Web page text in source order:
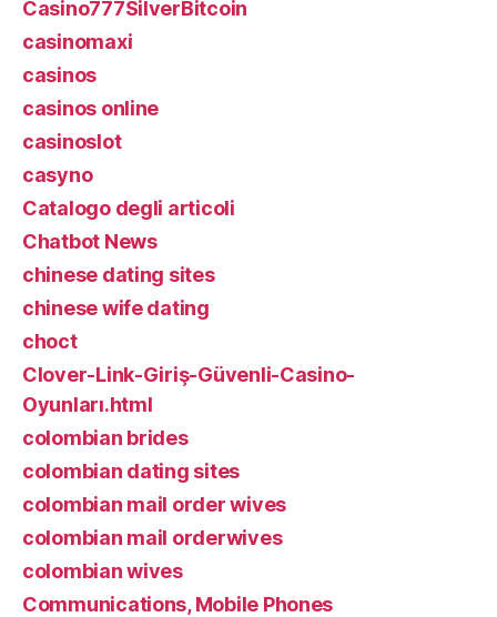
Casino777SilverBitcoin
casinomaxi
casinos
casinos online
casinoslot
casyno
Catalogo degli articoli
Chatbot News
chinese dating sites
chinese wife dating
choct
Clover-Link-Giriş-Güvenli-Casino-
Oyunları.html
colombian brides
colombian dating sites
colombian mail order wives
colombian mail orderwives
colombian wives
Communications, Mobile Phones